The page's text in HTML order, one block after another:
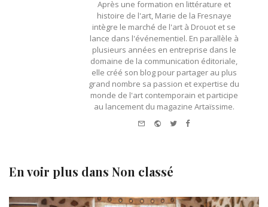
Après une formation en littérature et
histoire de l'art, Marie de la Fresnaye
intègre le marché de l'art à Drouot et se
lance dans l'événementiel. En parallèle à
plusieurs années en entreprise dans le
domaine de la communication éditoriale,
elle créé son blog pour partager au plus
grand nombre sa passion et expertise du
monde de l'art contemporain et participe
au lancement du magazine Artaïssime.
Website
TwitterFacebook
En voir plus dans Non classé